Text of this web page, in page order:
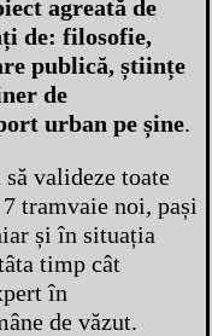
agreată de
de: filosofie,
publică, științe
de
urban pe șine.
valideze toate
tramvaie noi, pași
și în situația
timp cât
în
de văzut.